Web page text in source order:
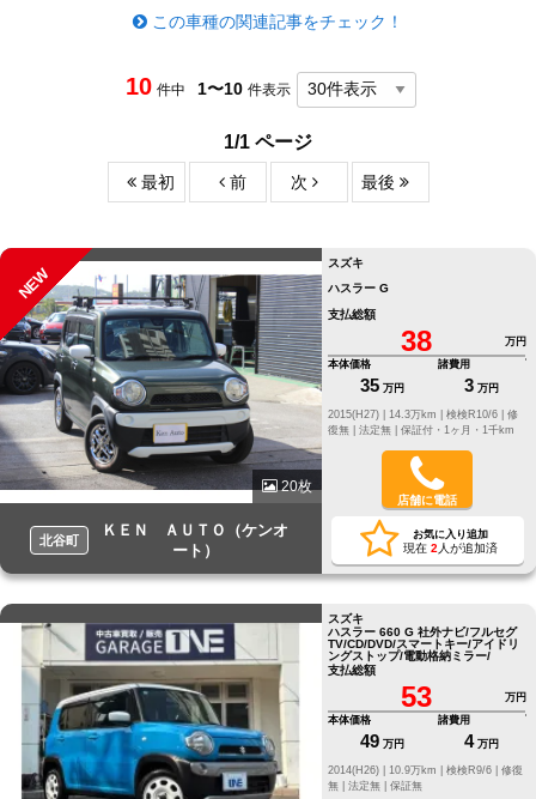
この車種の関連記事をチェック！
10 件中 1〜10 件表示
1/1 ページ
最初 前 次 最後
NEW
20枚
北谷町
ＫＥＮ ＡＵＴＯ（ケンオ
ート）
スズキ
ハスラー G
支払総額
38
万円
本体価格
35 万円
諸費用
3 万円
修
復無 | 法定無 | 保証付・1ヶ月・1千km
店舗に電話
お気に入り追加
現在 2 人が追加済
スズキ
ハスラー 660 G 社外ナビ/フルセグ
TV/CD/DVD/スマートキー/アイドリ
ングストップ/電動格納ミラー/
支払総額
53
万円
本体価格
49 万円
諸費用
4 万円
修復
無 | 法定無 | 保証無